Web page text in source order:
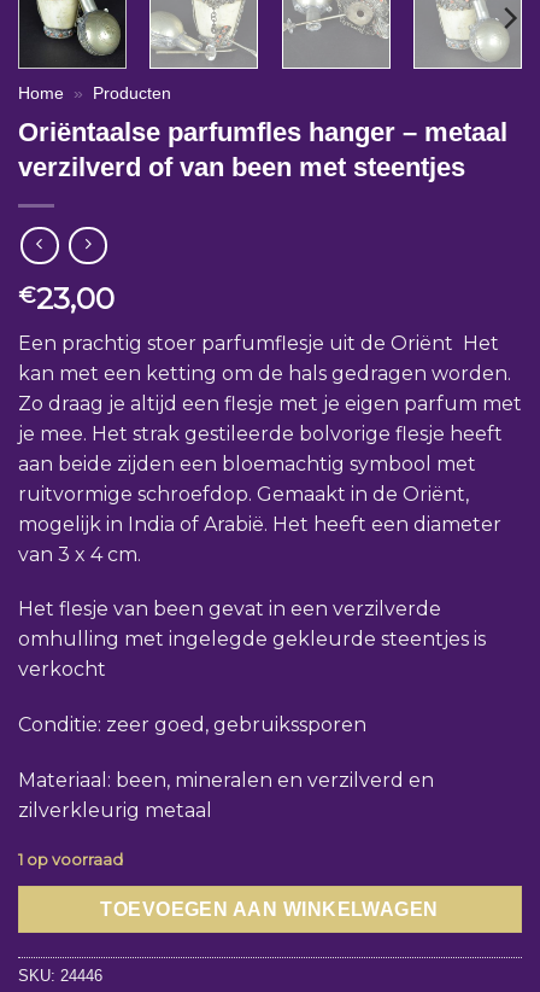
Home » Producten
Oriëntaalse parfumfles hanger – metaal
verzilverd of van been met steentjes
€23,00
Een prachtig stoer parfumflesje uit de Oriënt Het
kan met een ketting om de hals gedragen worden.
Zo draag je altijd een flesje met je eigen parfum met
je mee. Het strak gestileerde bolvorige flesje heeft
aan beide zijden een bloemachtig symbool met
ruitvormige schroefdop. Gemaakt in de Oriënt,
mogelijk in India of Arabië. Het heeft een diameter
van 3 x 4 cm.
Het flesje van been gevat in een verzilverde
omhulling met ingelegde gekleurde steentjes is
verkocht
Conditie: zeer goed, gebruikssporen
Materiaal: been, mineralen en verzilverd en
zilverkleurig metaal
1 op voorraad
TOEVOEGEN AAN WINKELWAGEN
SKU: 24446